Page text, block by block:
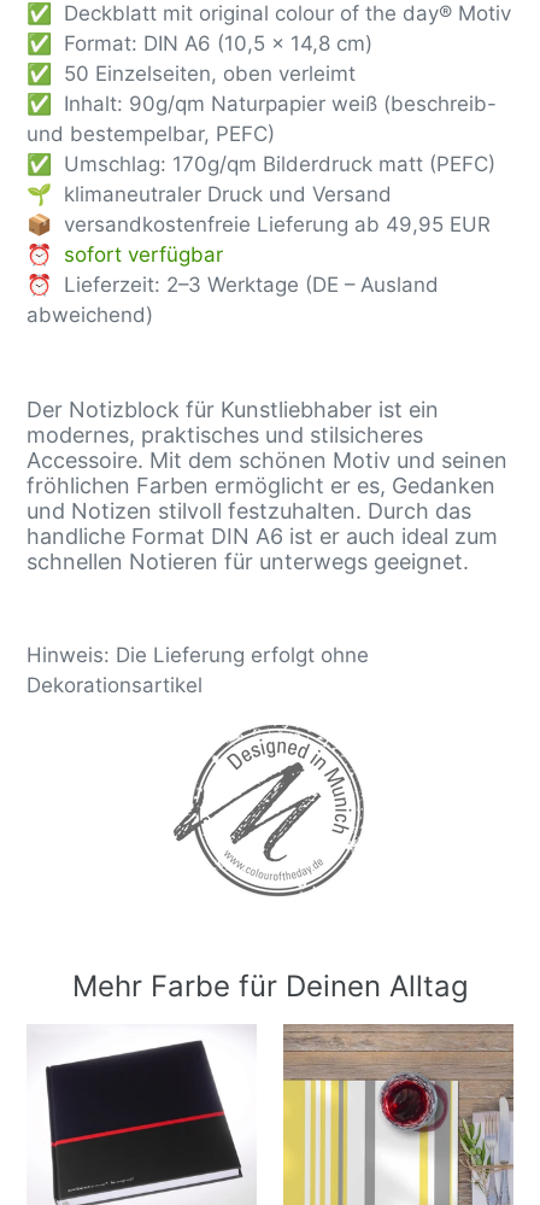
✅ Deckblatt mit original colour of the day® Motiv
✅ Format: DIN A6 (10,5 x 14,8 cm)
✅ 50 Einzelseiten, oben verleimt
✅ Inhalt: 90g/qm Naturpapier weiß (beschreib-
und bestempelbar, PEFC)
✅ Umschlag: 170g/qm Bilderdruck matt (PEFC)
🌱 klimaneutraler Druck und Versand
📦 versandkostenfreie Lieferung ab 49,95 EUR
⏰ sofort verfügbar
⏰ Lieferzeit: 2–3 Werktage (DE – Ausland
abweichend)
Der Notizblock für Kunstliebhaber ist ein
modernes, praktisches und stilsicheres
Accessoire. Mit dem schönen Motiv und seinen
fröhlichen Farben ermöglicht er es, Gedanken
und Notizen stilvoll festzuhalten. Durch das
handliche Format DIN A6 ist er auch ideal zum
schnellen Notieren für unterwegs geeignet.
Hinweis: Die Lieferung erfolgt ohne
Dekorationsartikel
Mehr Farbe für Deinen Alltag